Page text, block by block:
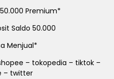
Premium*
Saldo 50.000
Menjual*
– tokopedia – tiktok –
– twitter